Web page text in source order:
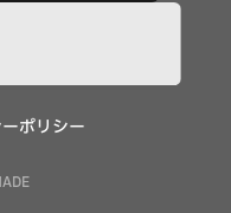
ポリシー